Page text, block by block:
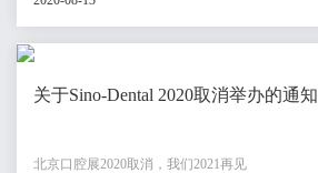
关于Sino-Dental 2020取消举办的通知
北京口腔展2020取消，我们2021再见